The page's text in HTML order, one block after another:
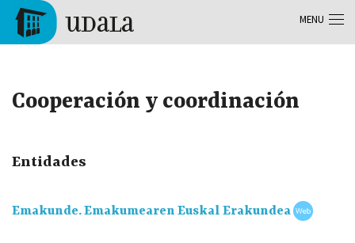
Skip to main content
Cooperación y coordinación
Entidades
Emakunde. Emakumearen Euskal Erakundea
MENU